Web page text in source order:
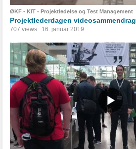
ØKF - KIT - Projektledelse og Test Management
Projektlederdagen videosammendrag
707 views 16. januar 2019